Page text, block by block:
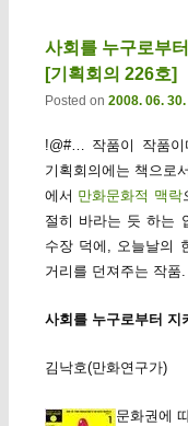
사회를 누구로부
[기획회의 226호]
Posted on 2008. 06. 30.
!@#… 작품이 작품이
기획회의에는 책으로
에서 만화문화적 맥락
절히 바라는 듯 하는
수장 덕에, 오늘날의
거리를 던져주는 작품.
사회를 누구로부터 지
김낙호(만화연구가)
문화권에